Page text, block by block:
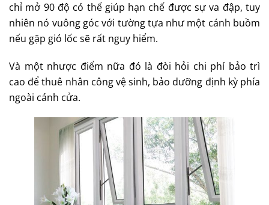
chỉ mở 90 độ có thể giúp hạn chế được sự va đập, tuy
nhiên nó vuông góc với tường tựa như một cánh buồm
nếu gặp gió lốc sẽ rất nguy hiểm.
Và một nhược điểm nữa đó là đòi hỏi chi phí bảo trì
cao để thuê nhân công vệ sinh, bảo dưỡng định kỳ phía
ngoài cánh cửa.